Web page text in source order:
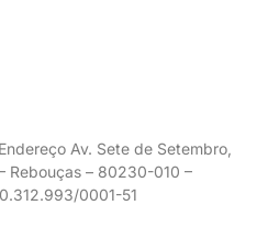
Av. Sete de Setembro,
Rebouças – 80230-010 –
0001-51